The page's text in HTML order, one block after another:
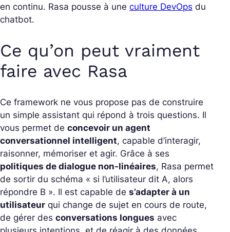
en continu. Rasa pousse à une culture DevOps du
chatbot.
Ce qu’on peut vraiment
faire avec Rasa
Ce framework ne vous propose pas de construire
un simple assistant qui répond à trois questions. Il
vous permet de concevoir un agent
conversationnel intelligent, capable d’interagir,
raisonner, mémoriser et agir. Grâce à ses
politiques de dialogue non-linéaires, Rasa permet
de sortir du schéma « si l’utilisateur dit A, alors
répondre B ». Il est capable de s’adapter à un
utilisateur qui change de sujet en cours de route,
de gérer des conversations longues avec